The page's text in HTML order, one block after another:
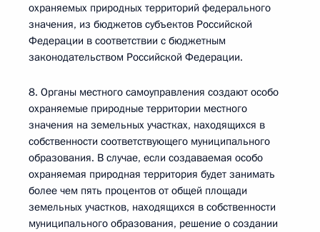
охраняемых природных территорий федерального
значения, из бюджетов субъектов Российской
Федерации в соответствии с бюджетным
законодательством Российской Федерации.
8. Органы местного самоуправления создают особо
охраняемые природные территории местного
значения на земельных участках, находящихся в
собственности соответствующего муниципального
образования. В случае, если создаваемая особо
охраняемая природная территория будет занимать
более чем пять процентов от общей площади
земельных участков, находящихся в собственности
муниципального образования, решение о создании